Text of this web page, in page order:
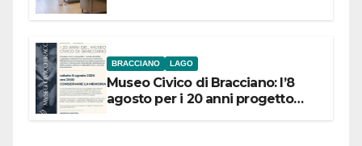
BRACCIANO LAGO
Museo Civico di Bracciano: l’8
agosto per i 20 anni progetto